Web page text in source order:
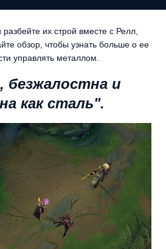
их строй вместе с Релл,
обзор, чтобы узнать больше о ее
управлять металлом.
безжалостна и
как сталь".